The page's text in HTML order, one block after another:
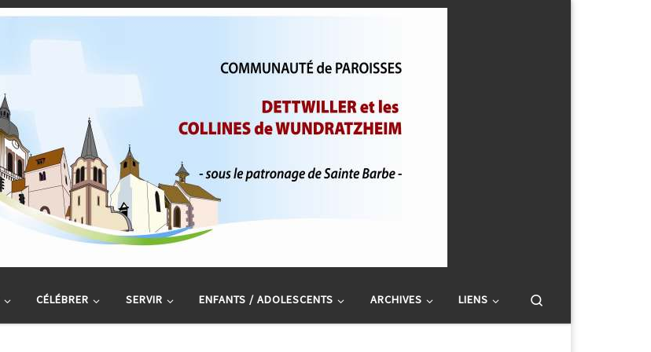
CÉLÉBRER SERVIR ENFANTS / ADOLESCENTS ARCHIVES LIENS